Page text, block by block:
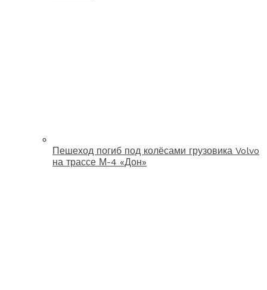
Пешеход погиб под колёсами грузовика Volvo
на трассе М-4 «Дон»